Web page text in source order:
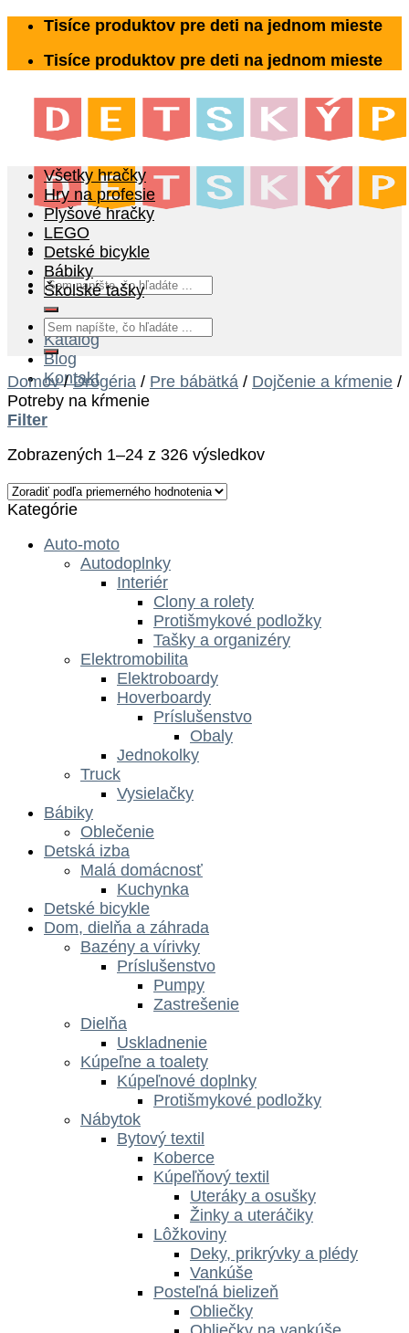
Skip
content
Tisíce produktov pre deti na jednom mieste
Tisíce produktov pre deti na jednom mieste
Hľadať:
Katalóg
Blog
Kontakt
Všetky hračky
Hry na profesie
Plyšové hračky
LEGO
Detské bicykle
Bábiky
Školské tašky
Hľadať:
Domov / Drogéria / Pre bábätká / Dojčenie a kŕmenie /
Potreby na kŕmenie
Filter
Zobrazených 1–24 z 326 výsledkov
Kategórie
Auto-moto
Autodoplnky
Interiér
Clony a rolety
Protišmykové podložky
Tašky a organizéry
Elektromobilita
Elektroboardy
Hoverboardy
Príslušenstvo
Obaly
Jednokolky
Truck
Vysielačky
Bábiky
Oblečenie
Detská izba
Malá domácnosť
Kuchynka
Detské bicykle
Dom, dielňa a záhrada
Bazény a vírivky
Príslušenstvo
Pumpy
Zastrešenie
Dielňa
Uskladnenie
Kúpeľne a toalety
Kúpeľnové doplnky
Protišmykové podložky
Nábytok
Bytový textil
Koberce
Kúpeľňový textil
Uteráky a osušky
Žinky a uteráčiky
Lôžkoviny
Deky, prikrývky a plédy
Vankúše
Posteľná bielizeň
Obliečky